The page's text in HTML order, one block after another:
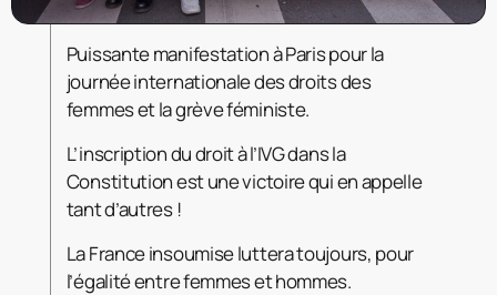
Puissante manifestation à Paris pour la
journée internationale des droits des
femmes et la grève féministe.
L’inscription du droit à l’IVG dans la
Constitution est une victoire qui en appelle
tant d’autres !
La France insoumise luttera toujours, pour
l’égalité entre femmes et hommes.